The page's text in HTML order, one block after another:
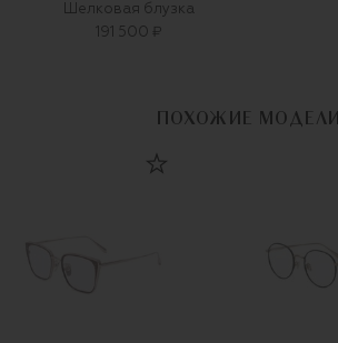
Шелковая блузка
191 500 ₽
ПОХОЖИЕ МОДЕЛИ